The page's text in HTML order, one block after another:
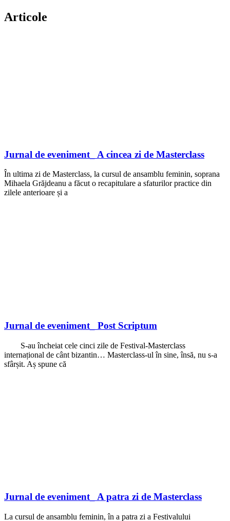
Articole
Jurnal de eveniment_ A cincea zi de Masterclass
În ultima zi de Masterclass, la cursul de ansamblu feminin, soprana
Mihaela Grăjdeanu a făcut o recapitulare a sfaturilor practice din
zilele anterioare și a
Jurnal de eveniment_ Post Scriptum
S-au încheiat cele cinci zile de Festival-Masterclass
internațional de cânt bizantin… Masterclass-ul în sine, însă, nu s-a
sfârșit. Aș spune că
Jurnal de eveniment_ A patra zi de Masterclass
La cursul de ansamblu feminin, în a patra zi a Festivalului